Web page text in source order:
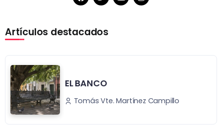
Artículos destacados
EL BANCO
Tomás Vte. Martínez Campillo